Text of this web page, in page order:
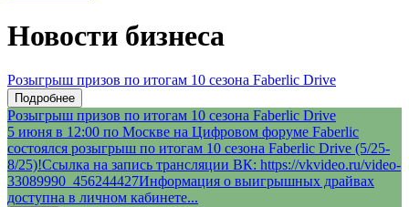
Новости бизнеса
Розыгрыш призов по итогам 10 сезона Faberlic Drive
Подробнее
Розыгрыш призов по итогам 10 сезона Faberlic Drive
5 июня в 12:00 по Москве на Цифровом форуме Faberlic
состоялся розыгрыш по итогам 10 сезона Faberlic Drive (5/25-
8/25)!Ссылка на запись трансляции ВК: https://vkvideo.ru/video-
33089990_456244427Информация о выигрышных драйвах
доступна в личном кабинете...